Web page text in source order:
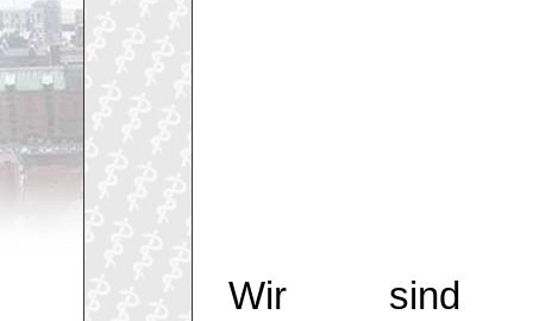
Wir sind